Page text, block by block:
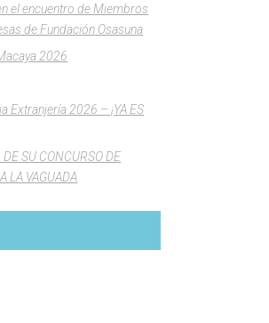
el encuentro de Miembros
de Fundación Osasuna
2026
Extranjería 2026 – ¡YA ES
SU CONCURSO DE
LA VAGUADA